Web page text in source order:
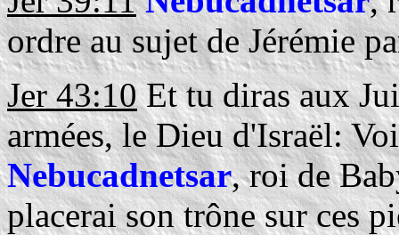
ordre au sujet de Jérémie
Jer 43:10Et tu diras aux
armées, le Dieu d'Israël:
Nebucadnetsar, roi de
placerai son trône sur ces